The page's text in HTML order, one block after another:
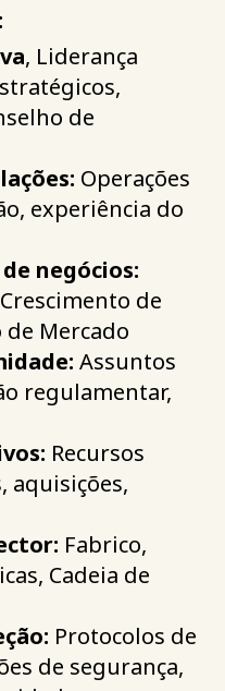
, Liderança
de
Operações
experiência do
negócios:
de
de Mercado
Assuntos
regulamentar,
Recursos
aquisições,
Fabrico,
Cadeia de
Protocolos de
de segurança,